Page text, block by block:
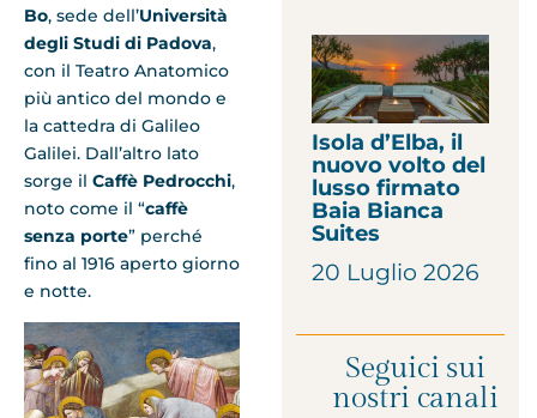
Bo, sede dell’Università
degli Studi di Padova,
con il Teatro Anatomico
più antico del mondo e
la cattedra di Galileo
Galilei. Dall’altro lato
sorge il Caffè Pedrocchi,
noto come il “caffè
senza porte” perché
fino al 1916 aperto giorno
e notte.
Isola d’Elba, il
nuovo volto del
lusso firmato
Baia Bianca
Suites
20 Luglio 2026
Seguici sui
nostri canali